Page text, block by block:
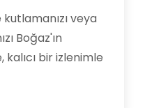
kutlamanızı veya
Boğaz'ın
bir izlenimle